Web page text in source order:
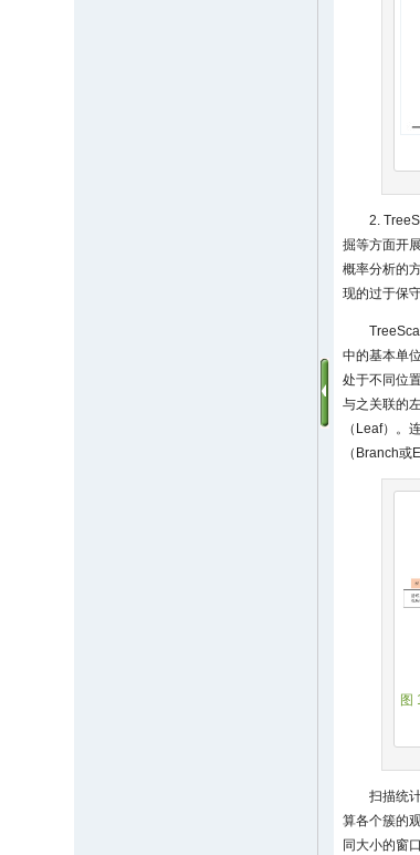
2.
掘等方面开
概率分析的
现的过于保
中的基本单
处于不同位
与之关联的
（Leaf）。
（Branch或
图
扫描统
算各个簇的
同大小的窗